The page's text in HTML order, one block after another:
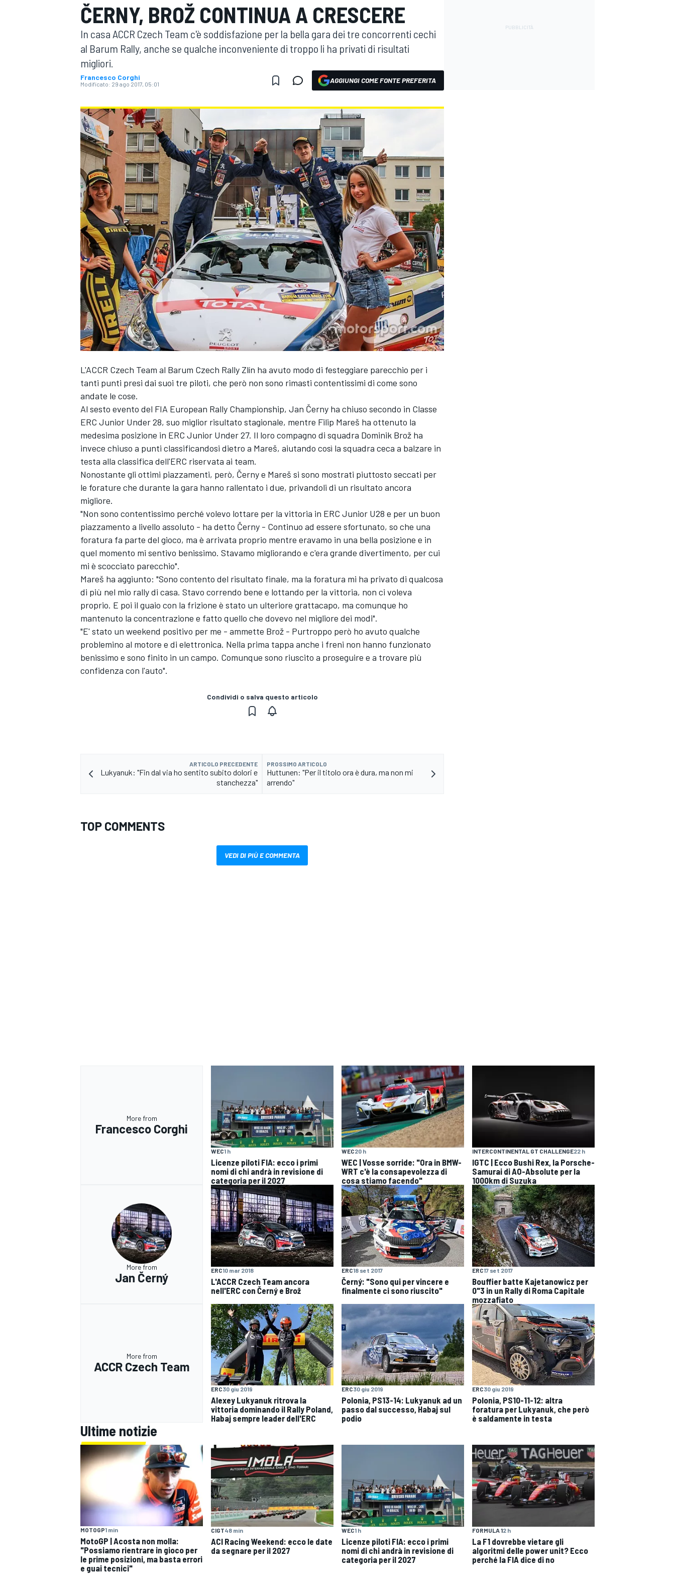
MOTOGP WEC
WRC
MONOPOSTO
ČERNY, BROŽ CONTINUA A CRESCERE
In casa ACCR Czech Team c'è soddisfazione per la bella gara dei tre concorrenti cechi
al Barum Rally, anche se qualche inconveniente di troppo li ha privati di risultati
migliori.
Francesco Corghi
Modificato: 29 ago 2017, 05:01 AGGIUNGI COME FONTE PREFERITA
L'ACCR Czech Team al Barum Czech Rally Zlín ha avuto modo di festeggiare parecchio per i
tanti punti presi dai suoi tre piloti, che però non sono rimasti contentissimi di come sono
andate le cose.
Al sesto evento del FIA European Rally Championship, Jan Černy ha chiuso secondo in Classe
ERC Junior Under 28, suo miglior risultato stagionale, mentre Filip Mareš ha ottenuto la
medesima posizione in ERC Junior Under 27. Il loro compagno di squadra Dominik Brož ha
invece chiuso a punti classificandosi dietro a Mareš, aiutando così la squadra ceca a balzare in
testa alla classifica dell'ERC riservata ai team.
Nonostante gli ottimi piazzamenti, però, Černy e Mareš si sono mostrati piuttosto seccati per
le forature che durante la gara hanno rallentato i due, privandoli di un risultato ancora
migliore.
"Non sono contentissimo perché volevo lottare per la vittoria in ERC Junior U28 e per un buon
piazzamento a livello assoluto - ha detto Černy - Continuo ad essere sfortunato, so che una
foratura fa parte del gioco, ma è arrivata proprio mentre eravamo in una bella posizione e in
quel momento mi sentivo benissimo. Stavamo migliorando e c'era grande divertimento, per cui
mi è scocciato parecchio".
Mareš ha aggiunto: "Sono contento del risultato finale, ma la foratura mi ha privato di qualcosa
di più nel mio rally di casa. Stavo correndo bene e lottando per la vittoria, non ci voleva
proprio. E poi il guaio con la frizione è stato un ulteriore grattacapo, ma comunque ho
mantenuto la concentrazione e fatto quello che dovevo nel migliore dei modi".
"E' stato un weekend positivo per me - ammette Brož - Purtroppo però ho avuto qualche
problemino al motore e di elettronica. Nella prima tappa anche i freni non hanno funzionato
benissimo e sono finito in un campo. Comunque sono riuscito a proseguire e a trovare più
confidenza con l'auto".
Condividi o salva questo articolo
ARTICOLO PRECEDENTE
Lukyanuk: "Fin dal via ho sentito subito dolori e
stanchezza"
PROSSIMO ARTICOLO
Huttunen: "Per il titolo ora è dura, ma non mi
arrendo"
TOP COMMENTS
VEDI DI PIÙ E COMMENTA
More from
Francesco Corghi
WEC1 h
Licenze piloti FIA: ecco i primi
nomi di chi andrà in revisione di
categoria per il 2027
WEC20 h
WEC | Vosse sorride: "Ora in BMW-
WRT c'è la consapevolezza di
cosa stiamo facendo"
INTERCONTINENTAL GT CHALLENGE22 h
IGTC | Ecco Bushi Rex, la Porsche-
Samurai di AO-Absolute per la
1000km di Suzuka
More from
Jan Černý
ERC10 mar 2018
L'ACCR Czech Team ancora
nell'ERC con Černý e Brož
ERC18 set 2017
Černý: "Sono qui per vincere e
finalmente ci sono riuscito"
ERC17 set 2017
Bouffier batte Kajetanowicz per
0"3 in un Rally di Roma Capitale
mozzafiato
More from
ACCR Czech Team
ERC30 giu 2019
Alexey Lukyanuk ritrova la
vittoria dominando il Rally Poland,
Habaj sempre leader dell'ERC
ERC30 giu 2019
Polonia, PS13-14: Lukyanuk ad un
passo dal successo, Habaj sul
podio
ERC30 giu 2019
Polonia, PS10-11-12: altra
foratura per Lukyanuk, che però
è saldamente in testa
Ultime notizie
MOTOGP1 min
MotoGP | Acosta non molla:
"Possiamo rientrare in gioco per
le prime posizioni, ma basta errori
e guai tecnici"
CIGT48 min
ACI Racing Weekend: ecco le date
da segnare per il 2027
WEC1 h
Licenze piloti FIA: ecco i primi
nomi di chi andrà in revisione di
categoria per il 2027
FORMULA 12 h
La F1 dovrebbe vietare gli
algoritmi delle power unit? Ecco
perché la FIA dice di no